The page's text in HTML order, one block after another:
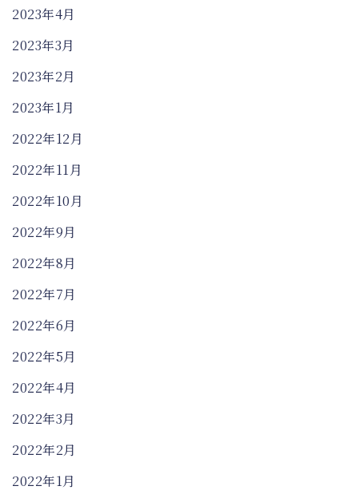
2023年4月
2023年3月
2023年2月
2023年1月
2022年12月
2022年11月
2022年10月
2022年9月
2022年8月
2022年7月
2022年6月
2022年5月
2022年4月
2022年3月
2022年2月
2022年1月